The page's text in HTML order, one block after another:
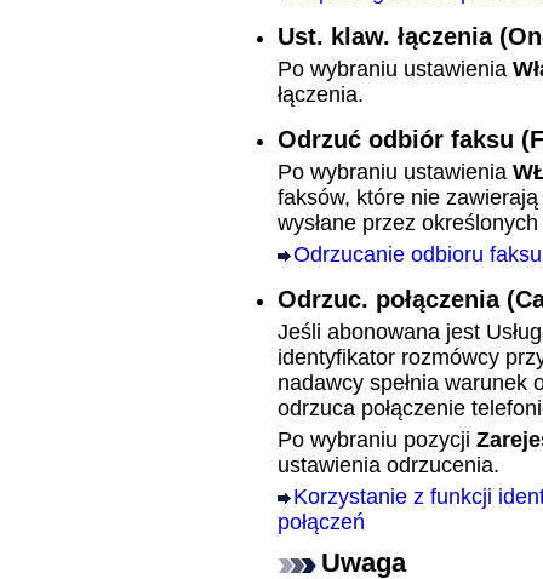
Ust. klaw. łączenia
Po wybraniu ustawienia
łączenia.
Odrzuć odbiór faksu
Po wybraniu ustawienia
faksów, które nie
wysłane przez
Odrzucanie odbioru faksu
Odrzuc. połączenia
Jeśli abonowana jest
identyfikator rozmówcy
nadawcy spełnia
odrzuca połączenie
Po wybraniu pozycji
ustawienia odrzucenia.
Korzystanie z funkcji
połączeń
Uwaga